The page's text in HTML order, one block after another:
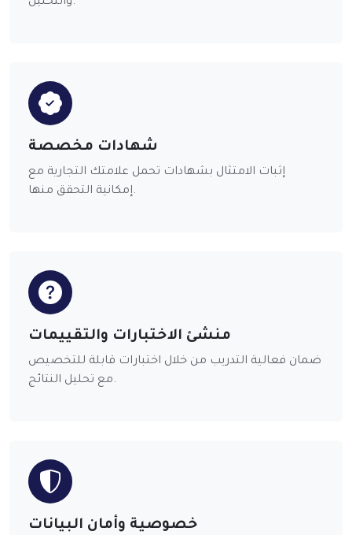
شهادات مخصصة
إثبات الامتثال بشهادات تحمل علامتك التجارية مع
إمكانية التحقق منها.
منشئ الاختبارات والتقييمات
ضمان فعالية التدريب من خلال اختبارات قابلة للتخصيص
مع تحليل النتائج.
خصوصية وأمان البيانات